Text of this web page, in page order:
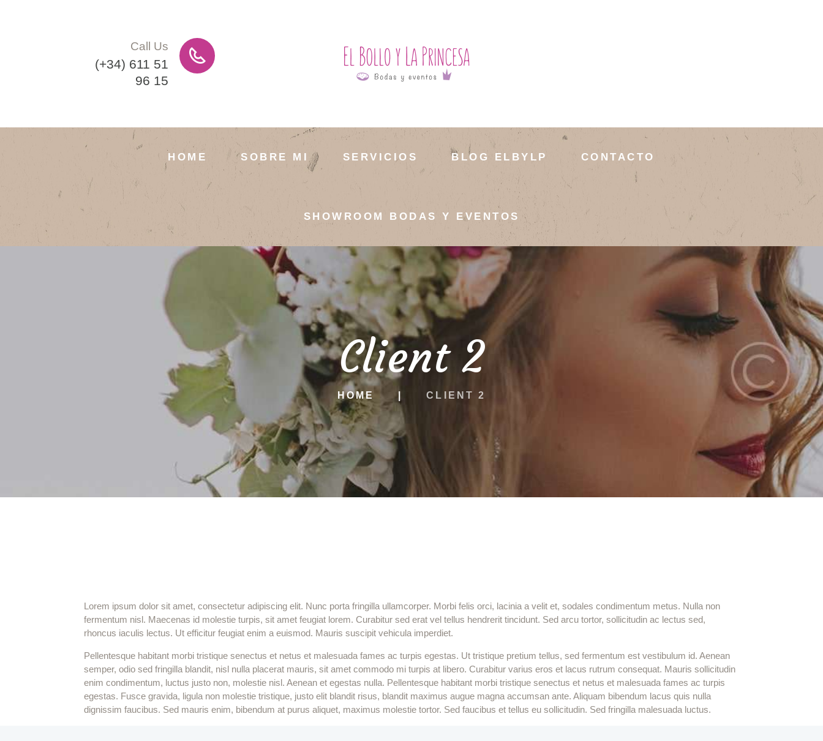
Call Us
(+34) 611 51
96 15
HOME SOBRE MI SERVICIOS BLOG ELBYLP CONTACTO
SHOWROOM BODAS Y EVENTOS
Client 2
HOME CLIENT 2
Lorem ipsum dolor sit amet, consectetur adipiscing elit. Nunc porta fringilla ullamcorper. Morbi felis orci, lacinia a velit et, sodales condimentum metus. Nulla non
fermentum nisl. Maecenas id molestie turpis, sit amet feugiat lorem. Curabitur sed erat vel tellus hendrerit tincidunt. Sed arcu tortor, sollicitudin ac lectus sed,
rhoncus iaculis lectus. Ut efficitur feugiat enim a euismod. Mauris suscipit vehicula imperdiet.
Pellentesque habitant morbi tristique senectus et netus et malesuada fames ac turpis egestas. Ut tristique pretium tellus, sed fermentum est vestibulum id. Aenean
semper, odio sed fringilla blandit, nisl nulla placerat mauris, sit amet commodo mi turpis at libero. Curabitur varius eros et lacus rutrum consequat. Mauris sollicitudin
enim condimentum, luctus justo non, molestie nisl. Aenean et egestas nulla. Pellentesque habitant morbi tristique senectus et netus et malesuada fames ac turpis
egestas. Fusce gravida, ligula non molestie tristique, justo elit blandit risus, blandit maximus augue magna accumsan ante. Aliquam bibendum lacus quis nulla
dignissim faucibus. Sed mauris enim, bibendum at purus aliquet, maximus molestie tortor. Sed faucibus et tellus eu sollicitudin. Sed fringilla malesuada luctus.